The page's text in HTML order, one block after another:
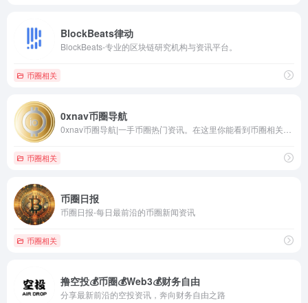
BlockBeats律动
BlockBeats-专业的区块链研究机构与资讯平台。
币圈相关
0xnav币圈导航
币圈相关
币圈日报
币圈日报-每日最前沿的币圈新闻资讯
币圈相关
撸空投💰币圈💰Web3💰财务自由
分享最新前沿的空投资讯，奔向财务自由之路